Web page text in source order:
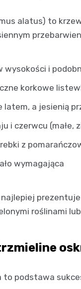
alatus) to
wysokości i
korkowe
latem, a jesienią
i czerwcu (małe,
z
wymagająca
roślinami
to podstawa